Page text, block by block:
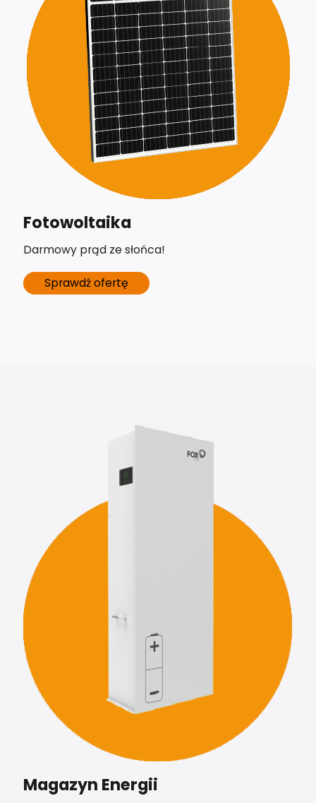
Fotowoltaika
Darmowy prąd ze słońca!
Sprawdź ofertę
Magazyn Energii